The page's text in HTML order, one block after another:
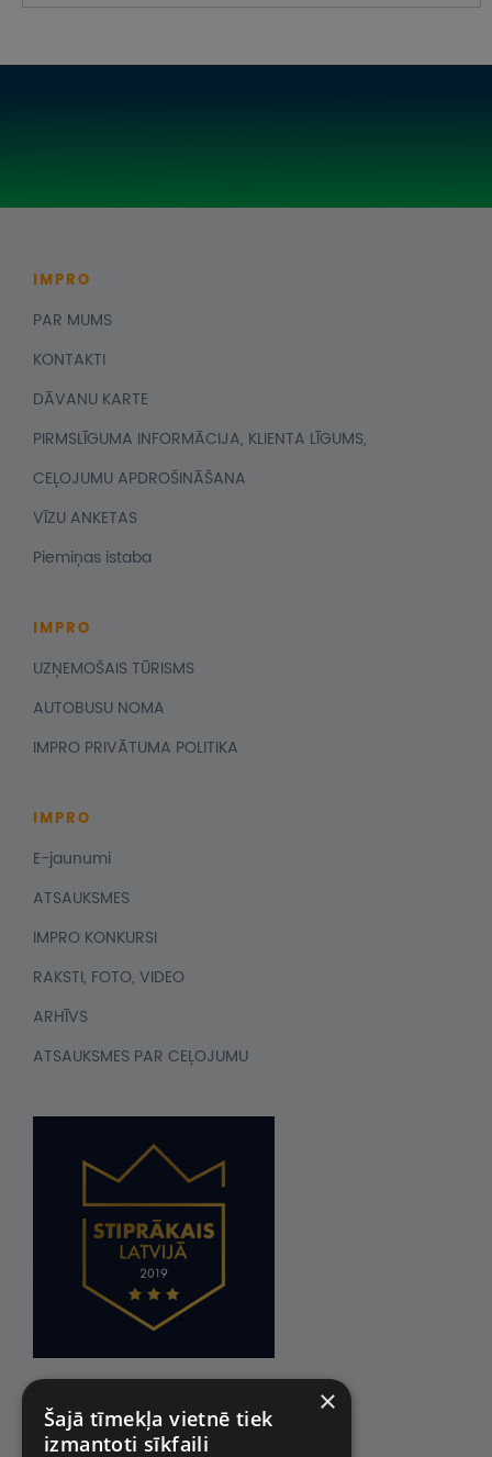
IMPRO
PAR MUMS
KONTAKTI
DĀVANU KARTE
PIRMSLĪGUMA INFORMĀCIJA, KLIENTA LĪGUMS,
CEĻOJUMU APDROŠINĀŠANA
VĪZU ANKETAS
Piemiņas istaba
IMPRO
UZŅEMOŠAIS TŪRISMS
AUTOBUSU NOMA
IMPRO PRIVĀTUMA POLITIKA
IMPRO
E-jaunumi
ATSAUKSMES
IMPRO KONKURSI
RAKSTI, FOTO, VIDEO
ARHĪVS
ATSAUKSMES PAR CEĻOJUMU
×
Šajā tīmekļa vietnē tiek
izmantoti sīkfaili